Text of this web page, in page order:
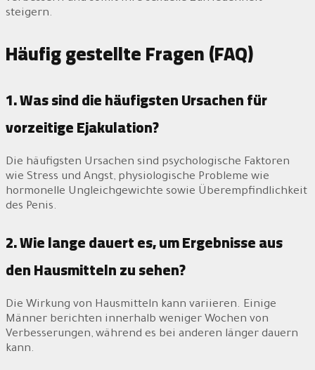
steigern.
Häufig gestellte Fragen (FAQ)
1. Was sind die häufigsten Ursachen für
vorzeitige Ejakulation?
Die häufigsten Ursachen sind psychologische Faktoren
wie Stress und Angst, physiologische Probleme wie
hormonelle Ungleichgewichte sowie Überempfindlichkeit
des Penis.
2. Wie lange dauert es, um Ergebnisse aus
den Hausmitteln zu sehen?
Die Wirkung von Hausmitteln kann variieren. Einige
Männer berichten innerhalb weniger Wochen von
Verbesserungen, während es bei anderen länger dauern
kann.